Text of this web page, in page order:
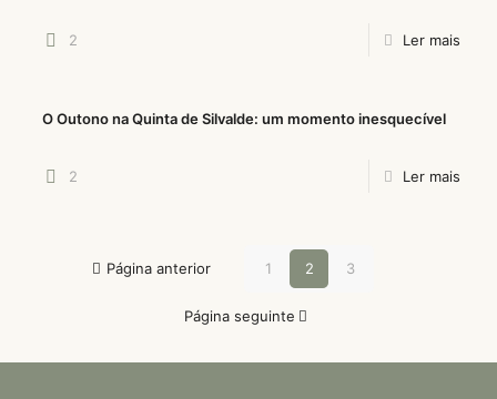
2 Ler mais
O Outono na Quinta de Silvalde: um momento inesquecível
2 Ler mais
Página anterior 1 2 3
Página seguinte